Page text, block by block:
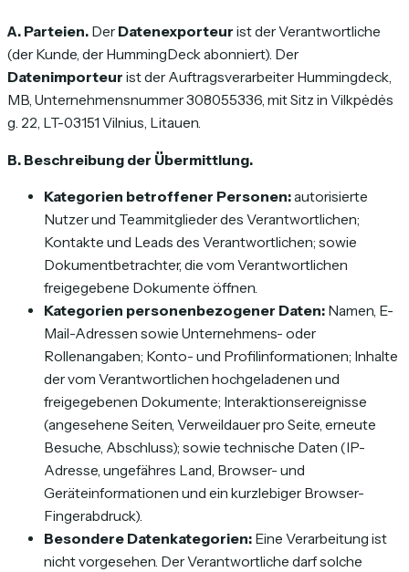
A. Parteien. Der Datenexporteur ist der Verantwortliche
(der Kunde, der HummingDeck abonniert). Der
Datenimporteur ist der Auftragsverarbeiter Hummingdeck,
MB, Unternehmensnummer 308055336, mit Sitz in Vilkpėdės
g. 22, LT-03151 Vilnius, Litauen.
B. Beschreibung der Übermittlung.
Kategorien betroffener Personen:autorisierte
Nutzer und Teammitglieder des Verantwortlichen;
Kontakte und Leads des Verantwortlichen; sowie
Dokumentbetrachter, die vom Verantwortlichen
freigegebene Dokumente öffnen.
Kategorien personenbezogener Daten: Namen, E-
Mail-Adressen sowie Unternehmens- oder
Rollenangaben; Konto- und Profilinformationen; Inhalte
der vom Verantwortlichen hochgeladenen und
freigegebenen Dokumente; Interaktionsereignisse
(angesehene Seiten, Verweildauer pro Seite, erneute
Besuche, Abschluss); sowie technische Daten (IP-
Adresse, ungefähres Land, Browser- und
Geräteinformationen und ein kurzlebiger Browser-
Fingerabdruck).
Besondere Datenkategorien: Eine Verarbeitung ist
nicht vorgesehen. Der Verantwortliche darf solche